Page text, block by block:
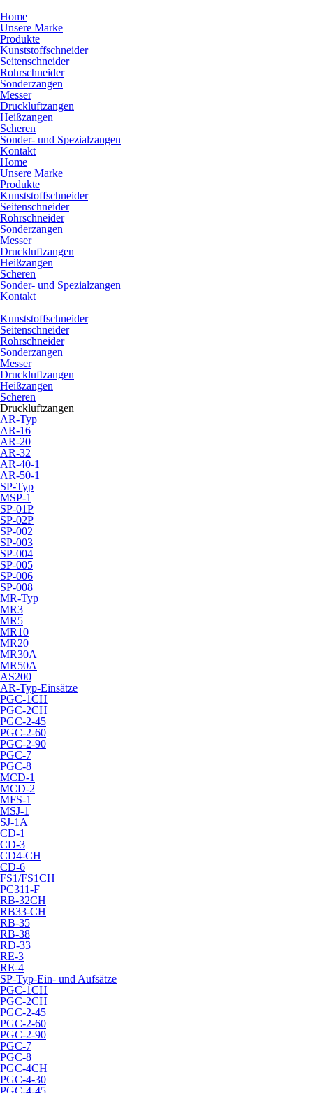
Home
Unsere Marke
Produkte
Kunststoffschneider
Seitenschneider
Rohrschneider
Sonderzangen
Messer
Druckluftzangen
Heißzangen
Scheren
Sonder- und Spezialzangen
Kontakt
Home
Unsere Marke
Produkte
Kunststoffschneider
Seitenschneider
Rohrschneider
Sonderzangen
Messer
Druckluftzangen
Heißzangen
Scheren
Sonder- und Spezialzangen
Kontakt
Kunststoffschneider
Seitenschneider
Rohrschneider
Sonderzangen
Messer
Druckluftzangen
Heißzangen
Scheren
Druckluftzangen
AR-Typ
AR-16
AR-20
AR-32
AR-40-1
AR-50-1
SP-Typ
MSP-1
SP-01P
SP-02P
SP-002
SP-003
SP-004
SP-005
SP-006
SP-008
MR-Typ
MR3
MR5
MR10
MR20
MR30A
MR50A
AS200
AR-Typ-Einsätze
PGC-1CH
PGC-2CH
PGC-2-45
PGC-2-60
PGC-2-90
PGC-7
PGC-8
MCD-1
MCD-2
MFS-1
MSJ-1
SJ-1A
CD-1
CD-3
CD4-CH
CD-6
FS1/FS1CH
PC311-F
RB-32CH
RB33-CH
RB-35
RB-38
RD-33
RE-3
RE-4
SP-Typ-Ein- und Aufsätze
PGC-1CH
PGC-2CH
PGC-2-45
PGC-2-60
PGC-2-90
PGC-7
PGC-8
PGC-4CH
PGC-4-30
PGC-4-45